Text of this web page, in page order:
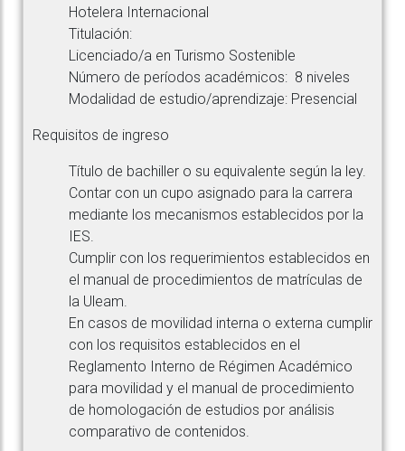
Hotelera Internacional
Titulación:
Licenciado/a en Turismo Sostenible
Número de períodos académicos: 8 niveles
Modalidad de estudio/aprendizaje: Presencial
Requisitos de ingreso
Título de bachiller o su equivalente según la ley.
Contar con un cupo asignado para la carrera
mediante los mecanismos establecidos por la
IES.
Cumplir con los requerimientos establecidos en
el manual de procedimientos de matrículas de
la Uleam.
En casos de movilidad interna o externa cumplir
con los requisitos establecidos en el
Reglamento Interno de Régimen Académico
para movilidad y el manual de procedimiento
de homologación de estudios por análisis
comparativo de contenidos.